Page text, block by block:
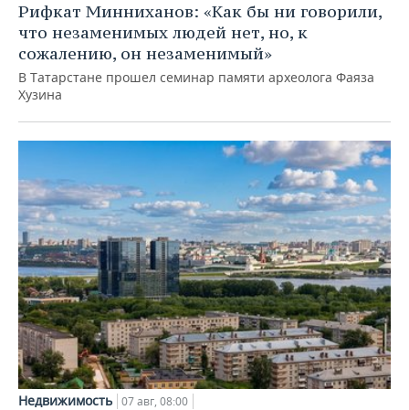
Рифкат Минниханов: «Как бы ни говорили,
что незаменимых людей нет, но, к
сожалению, он незаменимый»
В Татарстане прошел семинар памяти археолога Фаяза
Хузина
Недвижимость 07 авг, 08:00